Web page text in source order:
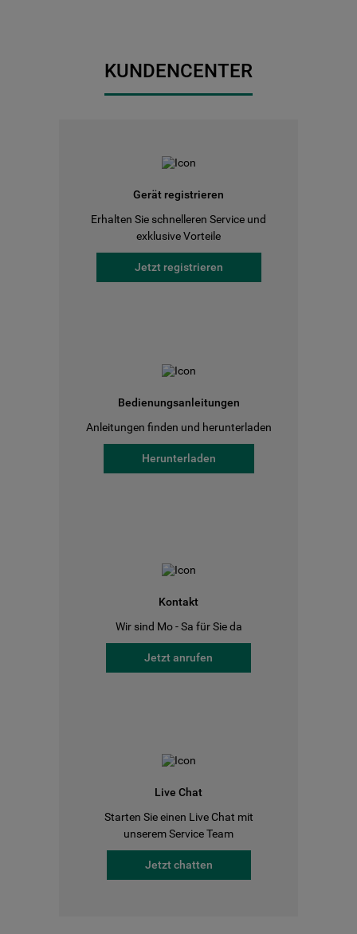
KUNDENCENTER
Gerät registrieren
Erhalten Sie schnelleren Service und
exklusive Vorteile
Jetzt registrieren
Bedienungsanleitungen
Anleitungen finden und herunterladen
Herunterladen
Kontakt
Wir sind Mo - Sa für Sie da
Jetzt anrufen
Live Chat
Starten Sie einen Live Chat mit
unserem Service Team
Jetzt chatten